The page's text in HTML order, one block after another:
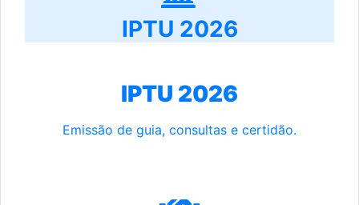
IPTU 2026
IPTU 2026
Emissão de guia, consultas e certidão.